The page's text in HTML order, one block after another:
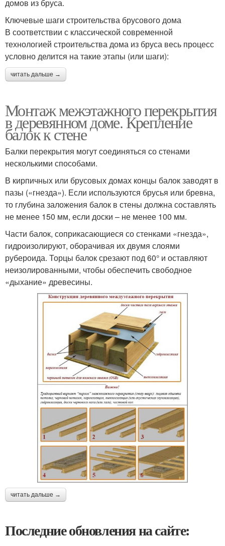
домов из бруса.
Ключевые шаги строительства брусового дома
В соответствии с классической современной
технологией строительства дома из бруса весь процесс
условно делится на такие этапы (или шаги):
читать дальше →
Монтаж межэтажного перекрытия
в деревянном доме. Крепление
балок к стене
Балки перекрытия могут соединяться со стенами
несколькими способами.
В кирпичных или брусовых домах концы балок заводят в
пазы («гнезда»). Если используются брусья или бревна,
то глубина заложения балок в стены должна составлять
не менее 150 мм, если доски – не менее 100 мм.
Части балок, соприкасающиеся со стенками «гнезда»,
гидроизолируют, оборачивая их двумя слоями
рубероида. Торцы балок срезают под 60° и оставляют
неизолированными, чтобы обеспечить свободное
«дыхание» древесины.
читать дальше →
Последние обновления на сайте: